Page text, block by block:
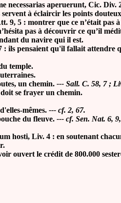
aperuerunt, Cic. Div.
à éclaircir les points
9, 5 : montrer que ce n’était
pas à découvrir ce qu’il
du navire qui il est.
pensaient qu'il fallait attendre
temple.
un chemin. --- Sall. C. 58, 7 ;
se frayer un chemin.
mêmes. --- cf. 2, 67.
du fleuve. --- cf. Sen. Nat. 6,
Liv. 4 : en soutenant
ouvert le crédit de 800.000